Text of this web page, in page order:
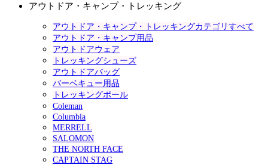
アウトドア・キャンプ・トレッキング
アウトドア・キャンプ・トレッキングカテゴリすべて
アウトドア・キャンプ用品
アウトドアウェア
トレッキングシューズ
アウトドアバッグ
バーベキュー用品
トレッキングポール
Coleman
Columbia
MERRELL
SALOMON
THE NORTH FACE
CAPTAIN STAG